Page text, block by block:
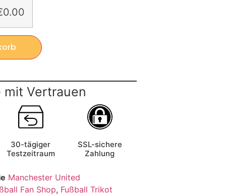
mit Vertrauen
30-tägiger
Testzeitraum
SSL-sichere
Zahlung
Manchester United
Fan Shop, Fußball Trikot